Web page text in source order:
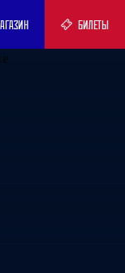
БИЛЕТЫ